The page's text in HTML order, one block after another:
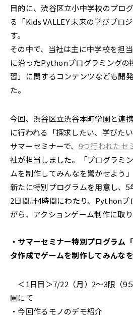
目的に、渋谷区立小中学校のプロ
る「Kids VALLEY 未来の学びプロ
す。
その中で、当社は主に中学校を担
に沿ったPythonプログラミングの
習」に関するコンテンツなども開
た。
今回、渋谷区立渋谷本町学園と連
に行われる「探求したい、学びた
サマーセミナーで、 9つ行われたセ
社が担当しました。「プログラミ
ムを制作してみんなを驚かせよう
新たに特別プログラムを用意し、
2日間計4時間にわたり、Pythonプ
がら、アクションゲーム制作に取り
・サマーセミナー特別プログラム
タ作成でゲームを制作してみんなを
＜1日目＞7/22（月）2〜3限（
園にて
・今回作るモノのデモ紹介